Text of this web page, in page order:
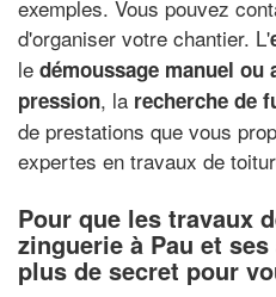
exemples. Vous pouvez
d'organiser votre chantier. L'
le démoussage manuel ou
pression, la recherche de
de prestations que vous
expertes en travaux de
Pour que les travaux
zinguerie à Pau et
plus de secret pour